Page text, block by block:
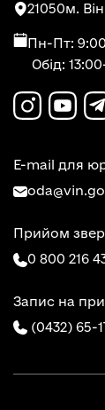
21050м.
Пн-Пт:
Обід:
E-mail для
Прийом
0 800 216
Запис на
(0432) 65-